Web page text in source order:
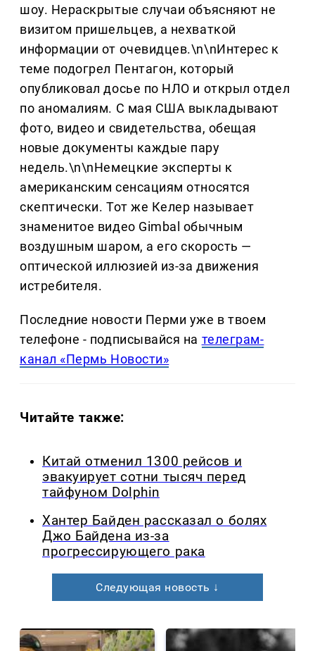
шоу. Нераскрытые случаи объясняют не
визитом пришельцев, а нехваткой
информации от очевидцев.\n\nИнтерес к
теме подогрел Пентагон, который
опубликовал досье по НЛО и открыл отдел
по аномалиям. С мая США выкладывают
фото, видео и свидетельства, обещая
новые документы каждые пару
недель.\n\nНемецкие эксперты к
американским сенсациям относятся
скептически. Тот же Келер называет
знаменитое видео Gimbal обычным
воздушным шаром, а его скорость —
оптической иллюзией из-за движения
истребителя.
Последние новости Перми уже в твоем
телефоне - подписывайся на телеграм-
канал «Пермь Новости»
Читайте также:
Китай отменил 1300 рейсов и
эвакуирует сотни тысяч перед
тайфуном Dolphin
Хантер Байден рассказал о болях
Джо Байдена из-за
прогрессирующего рака
Следующая новость ↓